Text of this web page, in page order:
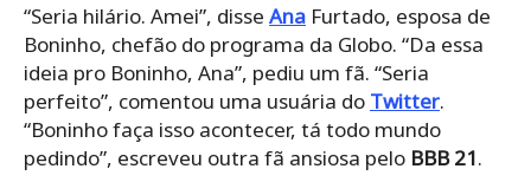
“Seria hilário. Amei”, disse Ana Furtado, esposa de
Boninho, chefão do programa da Globo. “Da essa
ideia pro Boninho, Ana”, pediu um fã. “Seria
perfeito”, comentou uma usuária do Twitter.
“Boninho faça isso acontecer, tá todo mundo
pedindo”, escreveu outra fã ansiosa pelo BBB 21.